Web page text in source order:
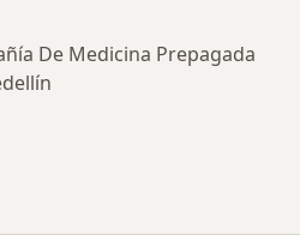
De Medicina Prepagada